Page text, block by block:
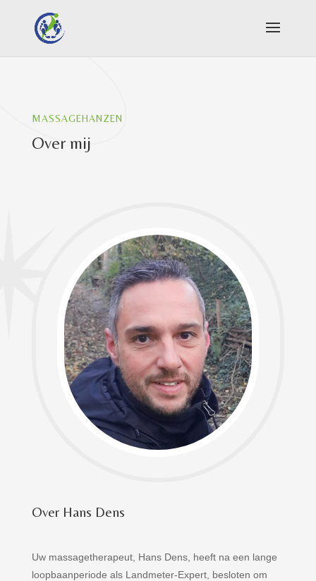
MASSAGEHANZEN
Over mij
Over Hans Dens
Uw massagetherapeut, Hans Dens, heeft na een lange
loopbaanperiode als Landmeter-Expert, besloten om